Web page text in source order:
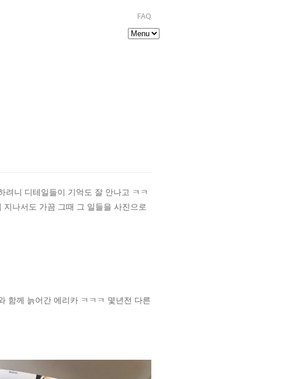
FAQ
니 디테일들이 기억도 잘 안나고 ㅋㅋ
나서도 가끔 그때 그 일들을 사진으로
함께 늙어간 에리카 ㅋㅋㅋ 몇년전 다른